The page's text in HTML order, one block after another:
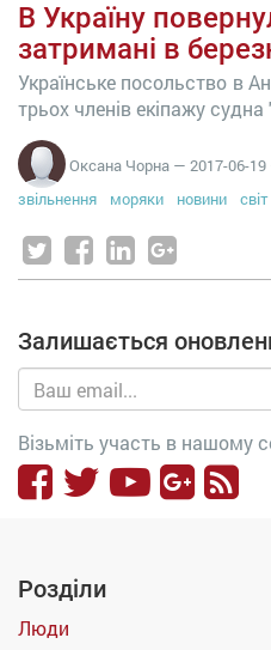
В Україну
затримані в
Українське посольство в
трьох членів екіпажу
Оксана Чорна — 2017-06-19
звільнення
моряки новини світ
Залишається
Візьміть участь в нашому
Розділи
Люди